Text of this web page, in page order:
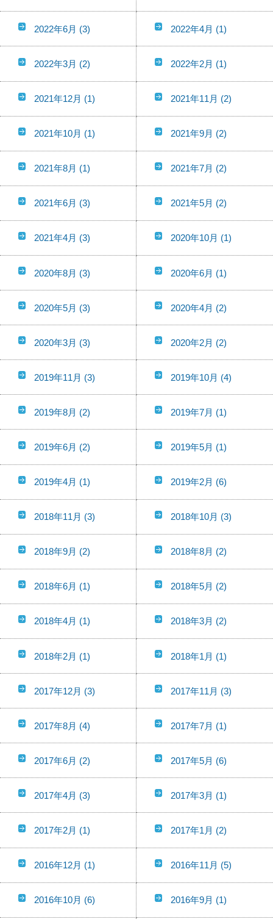
2022年6月 (3) 2022年4月 (1)
2022年3月 (2) 2022年2月 (1)
2021年12月 (1) 2021年11月 (2)
2021年10月 (1) 2021年9月 (2)
2021年8月 (1) 2021年7月 (2)
2021年6月 (3) 2021年5月 (2)
2021年4月 (3) 2020年10月 (1)
2020年8月 (3) 2020年6月 (1)
2020年5月 (3) 2020年4月 (2)
2020年3月 (3) 2020年2月 (2)
2019年11月 (3) 2019年10月 (4)
2019年8月 (2) 2019年7月 (1)
2019年6月 (2) 2019年5月 (1)
2019年4月 (1) 2019年2月 (6)
2018年11月 (3) 2018年10月 (3)
2018年9月 (2) 2018年8月 (2)
2018年6月 (1) 2018年5月 (2)
2018年4月 (1) 2018年3月 (2)
2018年2月 (1) 2018年1月 (1)
2017年12月 (3) 2017年11月 (3)
2017年8月 (4) 2017年7月 (1)
2017年6月 (2) 2017年5月 (6)
2017年4月 (3) 2017年3月 (1)
2017年2月 (1) 2017年1月 (2)
2016年12月 (1) 2016年11月 (5)
2016年10月 (6) 2016年9月 (1)